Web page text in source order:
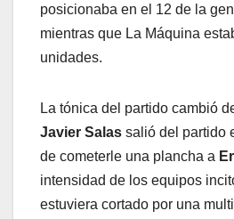
posicionaba en el 12 de la
mientras que La Máquina
unidades.
La tónica del partido cambió
Javier Salas salió del partido
de cometerle una plancha a
intensidad de los equipos
estuviera cortado por una